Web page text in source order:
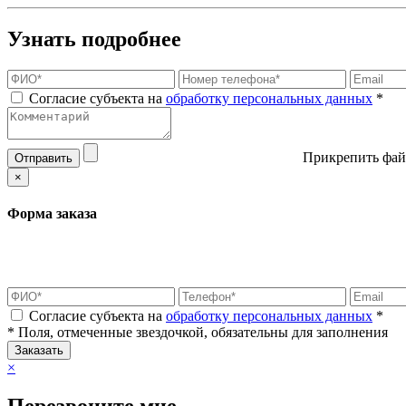
Узнать подробнее
Согласие субъекта на обработку персональных данных *
Отправить Прикрепить
×
Форма заказа
Согласие субъекта на обработку персональных данных *
* Поля, отмеченные звездочкой, обязательны для заполнения
Заказать
×